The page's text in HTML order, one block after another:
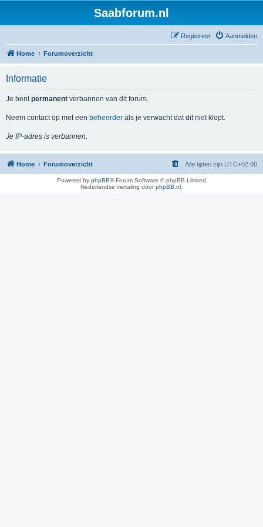
Saabforum.nl
Aanmelden
Registreer
Home Forumoverzicht
Informatie
Je bentpermanent verbannen van dit forum.
Neem contact op met een beheerder als je verwacht dat dit niet klopt.
Je IP-adres is verbannen.
Home Forumoverzicht Alle tijden zijn UTC+02:00
Powered by phpBB® Forum Software © phpBB Limited
Nederlandse vertaling doorphpBB.nl